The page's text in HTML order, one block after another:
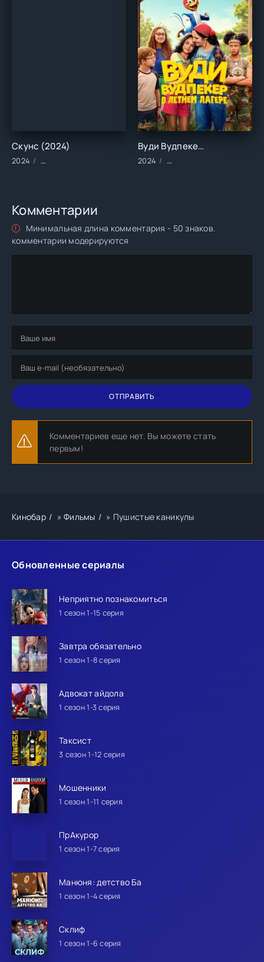
Обновленные сериалы
Неприятно познакомиться
1 сезон 1-15 серия
Завтра обязательно
1 сезон 1-8 серия
Адвокат айдола
1 сезон 1-3 серия
Таксист
3 сезон 1-12 серия
Мошенники
1 сезон 1-11 серия
ПрАкурор
1 сезон 1-7 серия
Манюня: детство Ба
1 сезон 1-4 серия
Склиф
1 сезон 1-6 серия
Скунс (2024)
2024 Фильмы/2024 год/Зарубежные/Драма
Вуди Вудпекер отправляется в лагерь (2024)
2024 Мультфильмы/
Комментарии
Минимальная длина комментария - 50 знаков.
комментарии модерируются
ОТПРАВИТЬ
Комментариев еще нет. Вы можете стать
первым!
Кинобар »Фильмы » Пушистые каникулы